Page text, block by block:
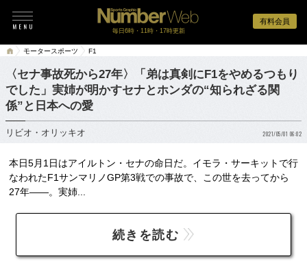
有料会員
毎日6時・11時・17時更新
モータースポーツ F1
〈セナ事故死から27年〉「弟は真剣にF1をやめるつもり
でした」実姉が明かすセナとホンダの“知られざる関
係”と日本への愛
リビオ・オリッキオ 2021/05/01 06:02
本日5月1日はアイルトン・セナの命日だ。イモラ・サーキットで行
なわれたF1サンマリノGP第3戦での事故で、この世を去ってから
27年――。実姉...
続きを読む